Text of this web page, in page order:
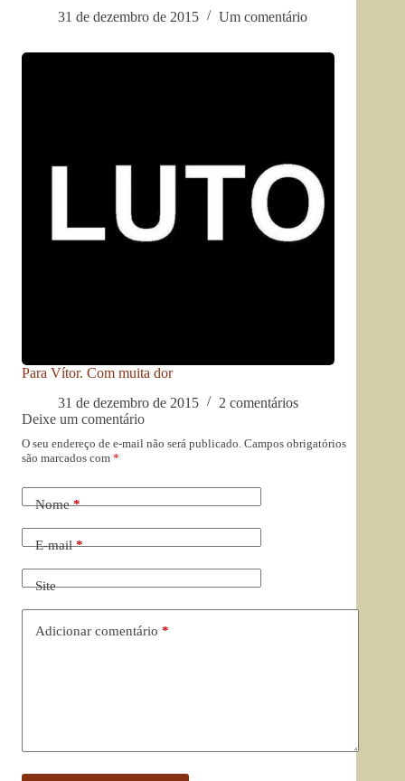
31 de dezembro de 2015
Um comentário
Para Vítor. Com muita dor
31 de dezembro de 2015
2 comentários
Deixe um comentário
O seu endereço de e-mail não será publicado. Campos obrigatórios
são marcados com *
Nome*
E-mail*
Site
Adicionar comentário *